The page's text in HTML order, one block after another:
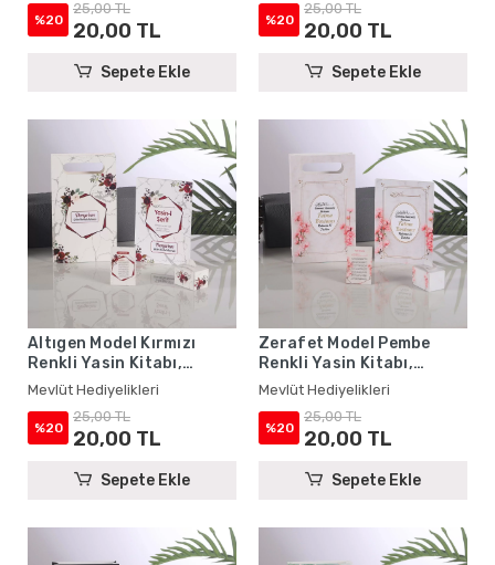
Hediyelikleri
%20
25,00 TL
20,00 TL
Sepete Ekle
Hediyelikleri
%20
25,00 TL
20,00 TL
Sepete Ekle
Altıgen Model Kırmızı
Renkli Yasin Kitabı,
Lokum Kutusu, Magnet ve
Karton Çanta - Mevlüt
Hediyelikleri
Mevlüt Hediyelikleri
%20
25,00 TL
20,00 TL
Sepete Ekle
Zerafet Model Pembe
Renkli Yasin Kitabı,
Lokum Kutusu, Magnet ve
Karton Çanta - Mevlüt
Hediyelikleri
Mevlüt Hediyelikleri
%20
25,00 TL
20,00 TL
Sepete Ekle